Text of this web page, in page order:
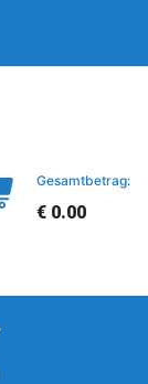
Gesamtbetrag:
€ 0.00